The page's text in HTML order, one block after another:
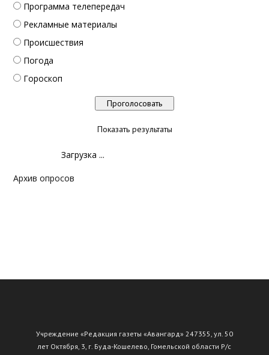
Программа телепередач
Рекламные материалы
Происшествия
Погода
Гороскоп
Показать результаты
Загрузка ...
Архив опросов
Учреждение «Редакция газеты «Авангард» 247355, ул. 50
лет Октября, 3, г. Буда-Кошелево, Гомельской области Р/с